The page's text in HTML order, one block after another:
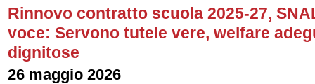
Rinnovo contratto scuola 2025-27,
voce: Servono tutele vere, welfare
dignitose
26 maggio 2026